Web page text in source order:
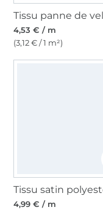
4,53 € / m
(3,12 € / 1 m²)
4,99 € / m